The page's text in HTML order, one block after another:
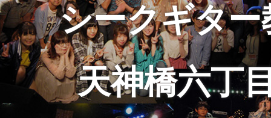
シークギター
天神橋六丁